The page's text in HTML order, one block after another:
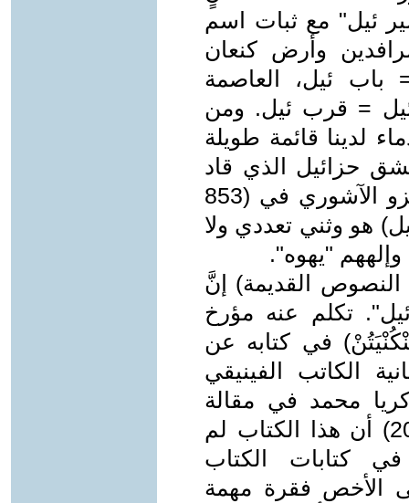
ئيل" مع ثبات اسم
وأرض كنعان
= باب ئيل، العاصمة
ئيل = قرب ئيل. ومن
لدينا قائمة طويلة
حزائيل الذي قاد
تحالف ممالك المدن الآرامية ضد الغزو الآشوري في (853
هو وثني تعددي ولا
وإلههم "يهوه".
النصوص القديمة) إنَّ
تكلم عنه مؤرخ
في كتابه عن
الكاتب الفينيقي
محمد في مقالة
مهمة له (الأخبار- 1 كانون الأول 2018) أن هذا الكتاب لم
كتابات الكتاب
الأخص فقرة مهمة